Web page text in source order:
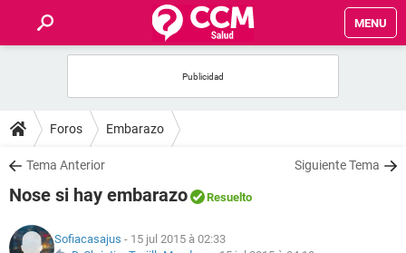
MENU
FORUMS
SALUD
Foros Embarazo
Tema Anterior Siguiente Tema
Nose si hay embarazo Resuelto
Sofiacasajus - 15 jul 2015 à 02:33